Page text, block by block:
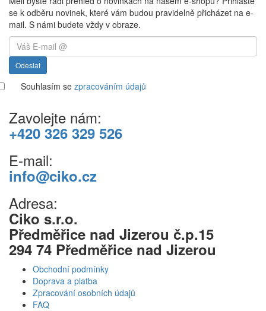
se k odběru novinek, které vám budou pravidelně přicházet na e-
mail. S námi budete vždy v obraze.
Odeslat
Souhlasím se zpracováním údajů
Zavolejte nám:
+420 326 329 526
E-mail:
info@ciko.cz
Adresa:
Ciko s.r.o.
Předměřice nad Jizerou č.p.15
294 74 Předměřice nad Jizerou
Obchodní podmínky
Doprava a platba
Zpracování osobních údajů
FAQ